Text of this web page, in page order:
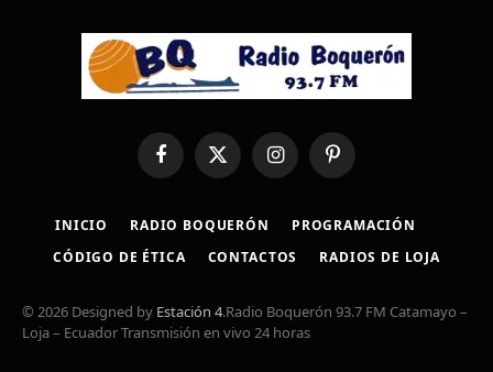
FacebookX
(Twitter)
InstagramPinterest
INICIO RADIO BOQUERÓN
PROGRAMACIÓN
CÓDIGO DE ÉTICA
CONTACTOS RADIOS DE LOJA
© 2026 Designed by Estación 4.Radio Boquerón 93.7 FM Catamayo –
Loja – Ecuador Transmisión en vivo 24 horas